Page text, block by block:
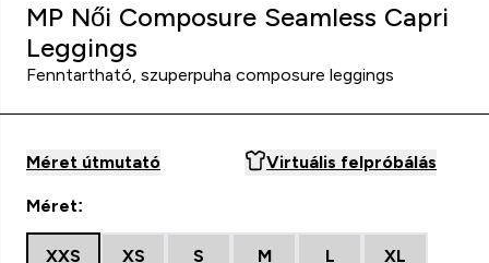
Leggings - Galaxis kék
MP Női Composure Seamless Capri
Leggings
Fenntartható, szuperpuha composure leggings
Méret útmutató Virtuális felpróbálás
Méret:
XXS XS S M L XL